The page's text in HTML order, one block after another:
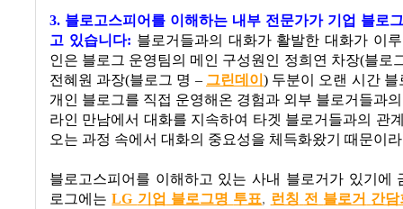
3. 블로고스피어를 이해하는 내부 전문가가 기업 블로
고 있습니다: 블로거들과의 대화가 활발한 대화가 이
인은 블로그 운영팀의 메인 구성원인 정희연 차장(블로
전혜원 과장(블로그 명 – 그린데이 ) 두분이 오랜 시간
개인 블로그를 직접 운영해온 경험과 외부 블로거들과
라인 만남에서 대화를 지속하여 타겟 블로거들과의 관
오는 과정 속에서 대화의 중요성을 체득화왔기 때문이
블로고스피어를 이해하고 있는 사내 블로거가 있기에
로그에는LG 기업 블로그명 투표, 런칭 전 블로거 간담